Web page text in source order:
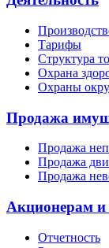
Тарифы
Структура
Охрана
Охраны
Продажа
Продажа
Продажа
Продажа
Акционерам и
Отчетность